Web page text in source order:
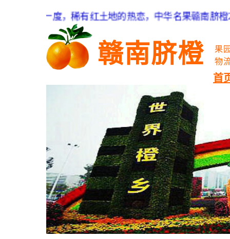
一年一度，稀有红土地的热恋，中华名果赣南脐橙
赣南脐橙
果
物
首